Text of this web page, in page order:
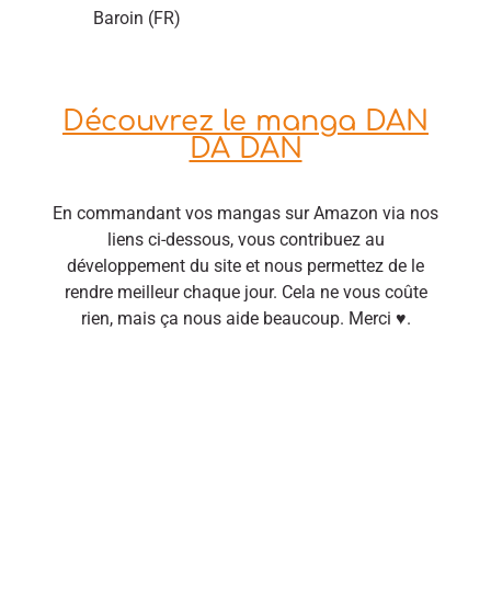
Baroin (FR)
Découvrez le manga DAN
DA DAN
En commandant vos mangas sur Amazon via nos
liens ci-dessous, vous contribuez au
développement du site et nous permettez de le
rendre meilleur chaque jour. Cela ne vous coûte
rien, mais ça nous aide beaucoup. Merci ♥.